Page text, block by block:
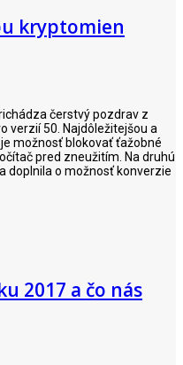
kryptomien
čerstvý pozdrav z
verzií 50. Najdôležitejšou a
možnosť blokovať ťažobné
pred zneužitím. Na druhú
doplnila o možnosť konverzie
2017 a čo nás